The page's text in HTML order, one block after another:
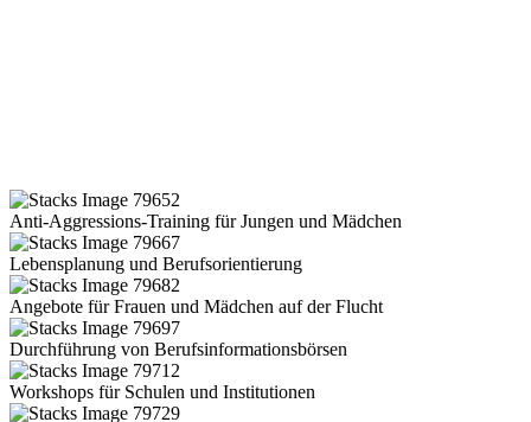
Anti-Aggressions-Training für Jungen und Mädchen
Lebensplanung und Berufsorientierung
Angebote für Frauen und Mädchen auf der Flucht
Durchführung von Berufsinformationsbörsen
Workshops für Schulen und Institutionen